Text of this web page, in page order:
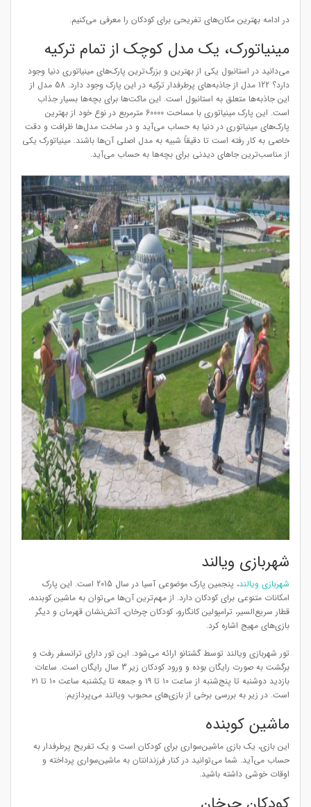
در ادامه بهترین مکان‌های تفریحی برای کودکان را معرفی می‌کنیم.
مینیاتورک، یک مدل کوچک از تمام ترکیه
می‌دانید در استانبول یکی از بهترین و بزرگ‌ترین پارک‌های مینیاتوری دنیا وجود
دارد؟ 122 مدل از جاذبه‌های پرطرفدار ترکیه در این پارک وجود دارد. 58 مدل از
این جاذبه‌ها متعلق به استانبول است. این ماکت‌ها برای بچه‌ها بسیار جذاب
است. این پارک مینیاتوری با مساحت 60000 مترمربع در نوع خود از بهترین
پارک‌های مینیاتوری در دنیا به حساب می‌آید و در ساخت مدل‌ها ظرافت و دقت
خاصی به کار رفته است تا دقیقاً شبیه به مدل اصلی آن‌ها باشند. مینیاتورک یکی
از مناسب‌ترین جاهای دیدنی برای بچه‌ها به حساب می‌آید.
شهربازی ویالند
شهربازی ویالند
، پنجمین پارک موضوعی آسیا در سال 2015 است. این پارک
امکانات متنوعی برای کودکان دارد. از مهم‌ترین آن‌ها می‌توان به ماشین کوبنده،
قطار سریع‌السیر، ترامپولین کانگارو، کودکان چرخان، آتش‌نشان قهرمان و دیگر
بازی‌های مهیج اشاره کرد.
تور شهربازی ویالند توسط گشتانو ارائه می‌شود. این تور دارای ترانسفر رفت و
برگشت به صورت رایگان بوده و ورود کودکان زیر 3 سال رایگان است. ساعات
بازدید دوشنبه تا پنج‌شنبه از ساعت ۱۰ تا ۱۹ و جمعه تا یکشنبه ساعت ۱۰ تا ۲۱
است. در زیر به بررسی برخی از بازی‌های محبوب ویالند می‌پردازیم:
ماشین کوبنده
این بازی، یک بازی ماشین‌سواری برای کودکان است و یک تفریح پرطرفدار به
حساب می‌آید. شما می‌توانید در کنار فرزندانتان به ماشین‌سواری پرداخته و
اوقات خوشی داشته باشید.